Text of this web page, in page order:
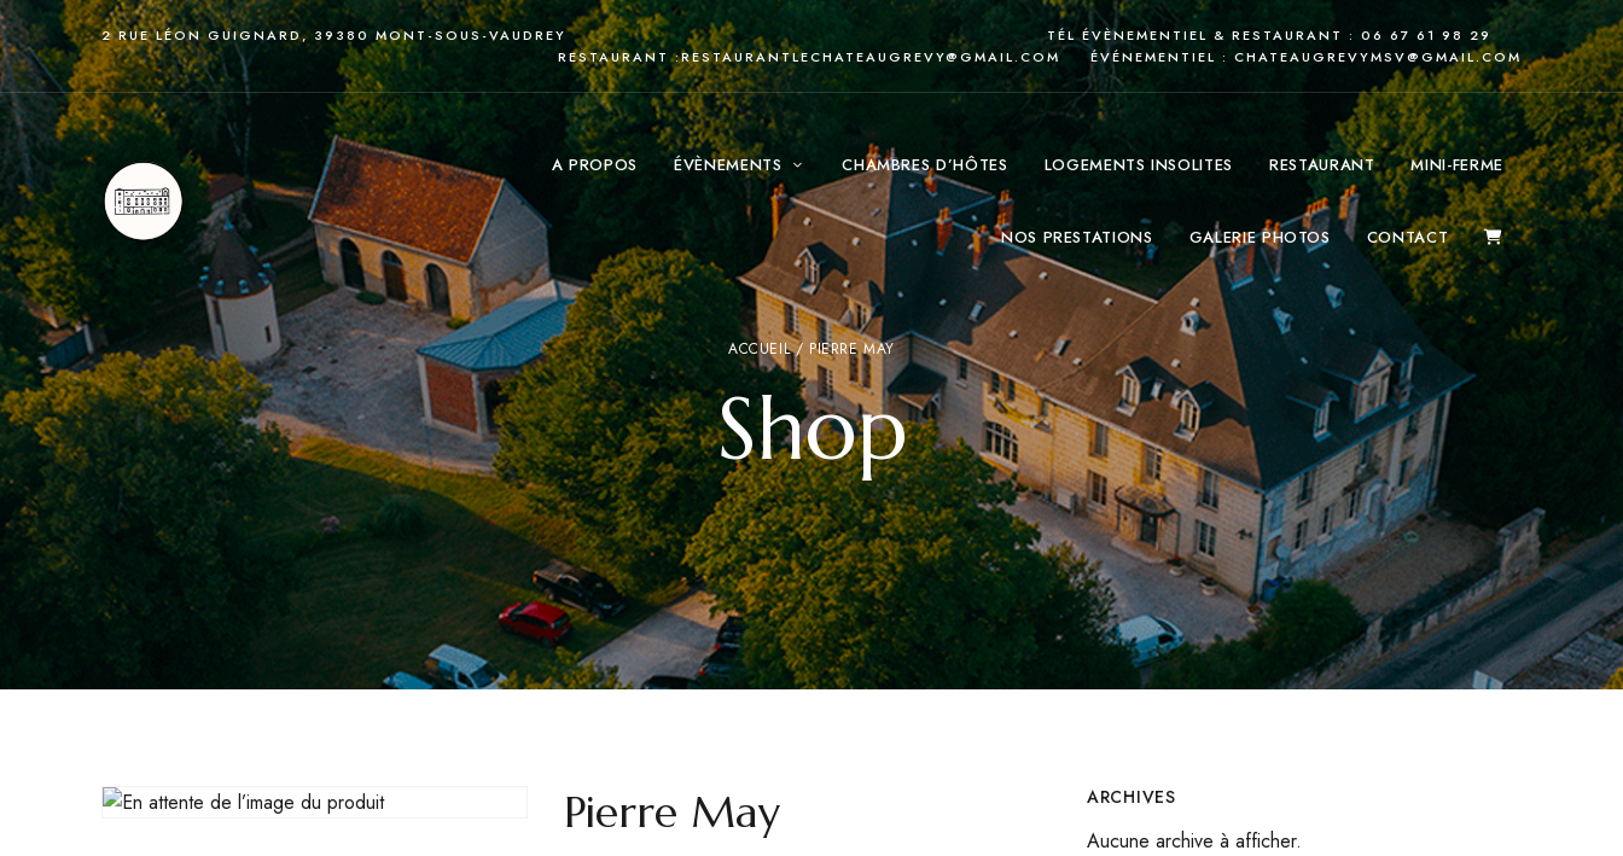
2 RUE LÉON GUIGNARD, 39380 MONT-SOUS-VAUDREY
TÉL ÉVÈNEMENTIEL & RESTAURANT : 06 67 61 98 29
RESTAURANT :RESTAURANTLECHATEAUGREVY@GMAIL.COM ÉVÉNEMENTIEL : CHATEAUGREVYMSV@GMAIL.COM
A PROPOS ÉVÈNEMENTS CHAMBRES D’HÔTES LOGEMENTS INSOLITES RESTAURANT MINI-FERME
NOS PRESTATIONS GALERIE PHOTOS CONTACT
ACCUEIL/ PIERRE MAY
Shop
Pierre May ARCHIVES
Aucune archive à afficher.